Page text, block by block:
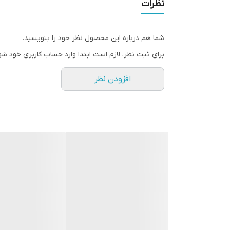
نظرات
شما هم درباره این محصول نظر خود را بنویسید.
برای ثبت نظر، لازم است ابتدا وارد حساب کاربری خود
افزودن نظر